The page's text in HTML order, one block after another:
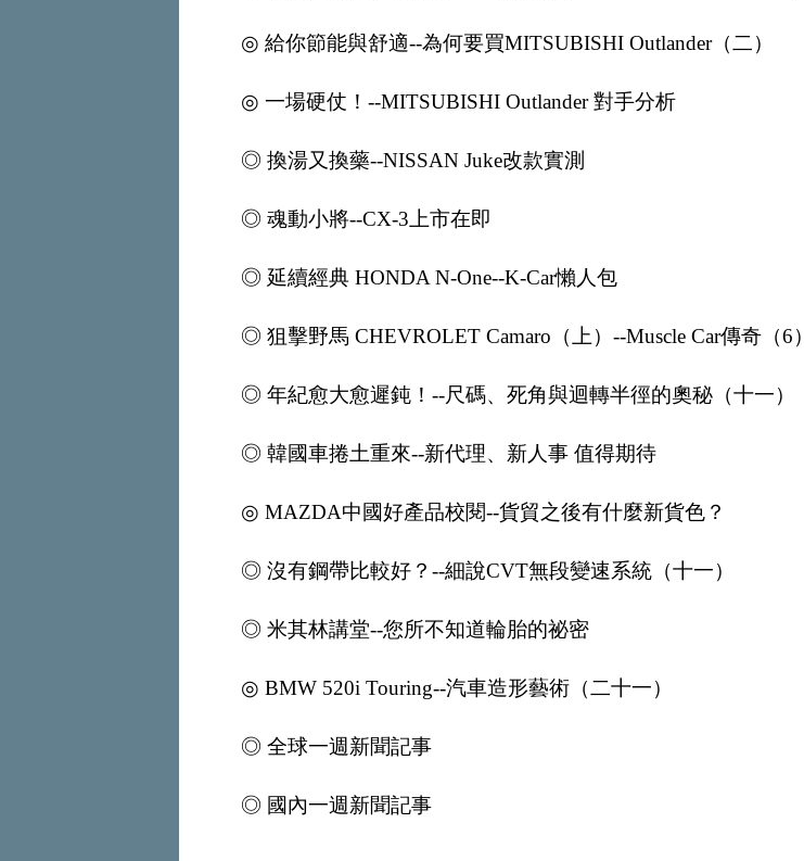
◎ 給你節能與舒適--為何要買MITSUBISHI Outlander（二）
◎ 一場硬仗！--MITSUBISHI Outlander 對手分析
◎ 換湯又換藥--NISSAN Juke改款實測
◎ 魂動小將--CX-3上市在即
◎ 延續經典 HONDA N-One--K-Car懶人包
◎ 狙擊野馬 CHEVROLET Camaro（上）--Muscle Car傳奇（6）
◎ 年紀愈大愈遲鈍！--尺碼、死角與迴轉半徑的奧秘（十一）
◎ 韓國車捲土重來--新代理、新人事 值得期待
◎ MAZDA中國好產品校閱--貨貿之後有什麼新貨色？
◎ 沒有鋼帶比較好？--細說CVT無段變速系統（十一）
◎ 米其林講堂--您所不知道輪胎的祕密
◎ BMW 520i Touring--汽車造形藝術（二十一）
◎ 全球一週新聞記事
◎ 國內一週新聞記事